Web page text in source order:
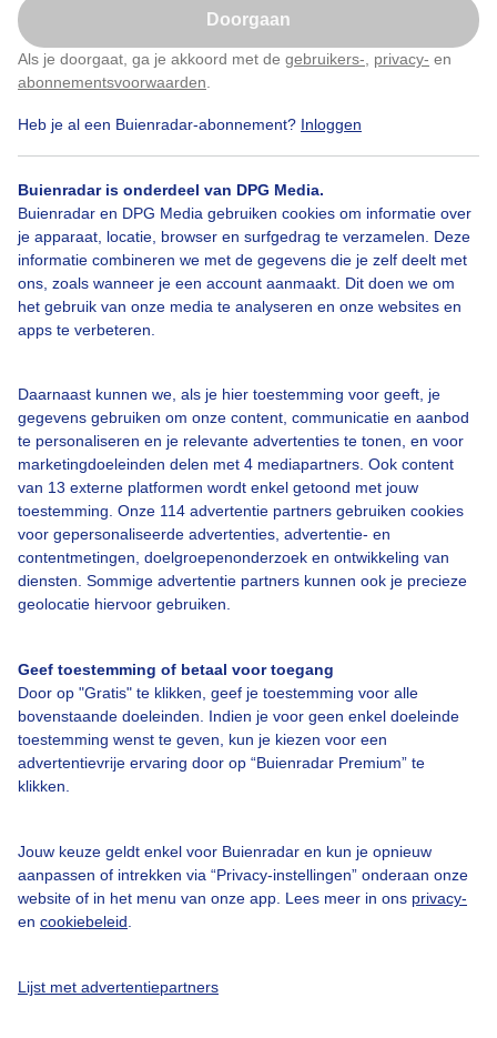
Doorgaan
Als je doorgaat, ga je akkoord met de gebruikers- privacy- en
abonnementsvoorwaarden
Heb je al een Buienradar-abonnement? Inloggen
Buienradar is onderdeel van DPG Media.
Buienradar en DPG Media gebruiken cookies om informatie over
je apparaat, locatie, browser en surfgedrag te verzamelen. Deze
informatie combineren we met de gegevens die je zelf deelt met
ons, zoals wanneer je een account aanmaakt. Dit doen we om
het gebruik van onze media te analyseren en onze websites en
apps te verbeteren.
Daarnaast kunnen we, als je hier toestemming voor geeft, je
gegevens gebruiken om onze content, communicatie en aanbod
te personaliseren en je relevante advertenties te tonen, en voor
marketingdoeleinden delen met 4 mediapartners. Ook content
van 13 externe platformen wordt enkel getoond met jouw
toestemming. Onze 114 advertentie partners gebruiken cookies
voor gepersonaliseerde advertenties, advertentie- en
contentmetingen, doelgroepenonderzoek en ontwikkeling van
diensten. Sommige advertentie partners kunnen ook je precieze
geolocatie hiervoor gebruiken.
Geef toestemming of betaal voor toegang
Door op "Gratis" te klikken, geef je toestemming voor alle
bovenstaande doeleinden. Indien je voor geen enkel doeleinde
toestemming wenst te geven, kun je kiezen voor een
advertentievrije ervaring door op “Buienradar Premium” te
klikken.
Jouw keuze geldt enkel voor Buienradar en kun je opnieuw
aanpassen of intrekken via “Privacy-instellingen” onderaan onze
website of in het menu van onze app. Lees meer in ons privacy-
en cookiebeleid
Lijst met advertentiepartners
Zon, wolken, wind en bootjes
Door: Sjef Kenniphaas Gemaakt: 13-05-2026, 12x bekeken
Zon Wolken Wind
Een moment geduld aub...
Over Buienradar
Veelgestelde vragen
Contact
Toegankelijkheid
Adverteren
Buienradar Team
Privacy beleid
Privacy instellingen
Klik hierom dit aan te passen